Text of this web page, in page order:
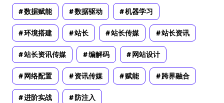
数据赋能 数据驱动 机器学习
环境搭建 站长 站长传媒 站长资讯
站长资讯传媒 编解码 网站设计
网络配置 资讯传媒 赋能 跨界融合
进阶实战 防注入